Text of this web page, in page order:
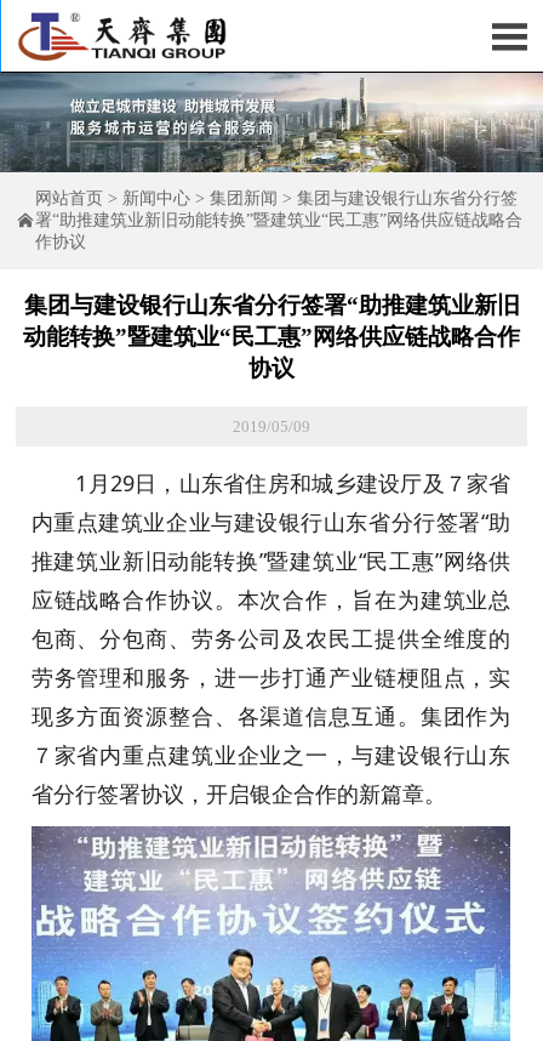


网站首页 > 新闻中心 > 集团新闻 > 集团与建设银行山东省分行签
署“助推建筑业新旧动能转换”暨建筑业“民工惠”网络供应链战略合
作协议
集团与建设银行山东省分行签署“助推建筑业新旧
动能转换”暨建筑业“民工惠”网络供应链战略合作
协议
2019/05/09
1月29日，山东省住房和城乡建设厅及７家省
内重点建筑业企业与建设银行山东省分行签署“助
推建筑业新旧动能转换”暨建筑业“民工惠”网络供
应链战略合作协议。本次合作，旨在为建筑业总
包商、分包商、劳务公司及农民工提供全维度的
劳务管理和服务，进一步打通产业链梗阻点，实
现多方面资源整合、各渠道信息互通。集团作为
７家省内重点建筑业企业之一，与建设银行山东
省分行签署协议，开启银企合作的新篇章。